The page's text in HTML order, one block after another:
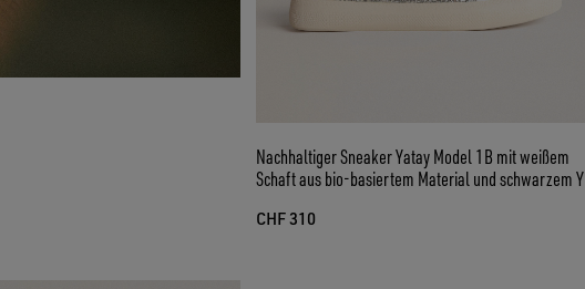
Nachhaltiger Sneaker Yatay Model 1B mit weißem
Schaft aus bio-basiertem Material und schwarzem Y
CHF 310